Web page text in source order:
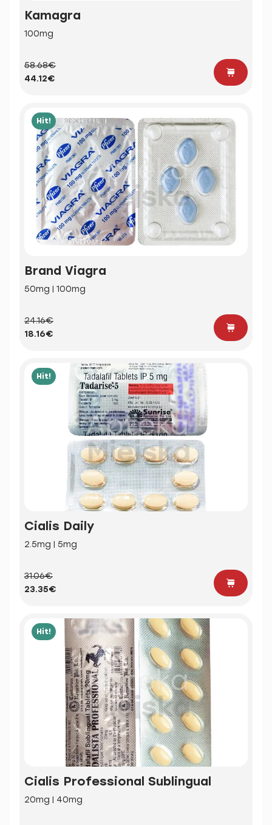
Kamagra
100mg
58.68€
44.12€
Hit!
Brand Viagra
50mg | 100mg
24.16€
18.16€
Hit!
Cialis Daily
2.5mg | 5mg
31.06€
23.35€
Hit!
Cialis Professional Sublingual
20mg | 40mg